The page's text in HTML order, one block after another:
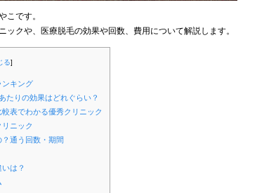
こです。
ックや、医療脱毛の効果や回数、費用について解説します。
る]
ンキング
たりの効果はどれぐらい？
表でわかる優秀クリニック
ニック
通う回数・期間
は？